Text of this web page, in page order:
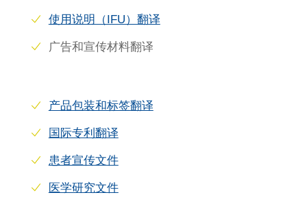
使用说明（IFU）翻译
广告和宣传材料翻译
产品包装和标签翻译
国际专利翻译
患者宣传文件
医学研究文件